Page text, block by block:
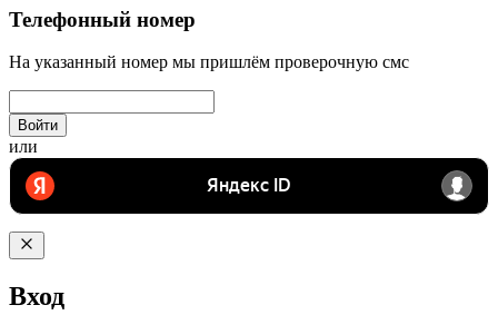
Телефонный номер
На указанный номер мы пришлём проверочную смс
Войти
или
Вход